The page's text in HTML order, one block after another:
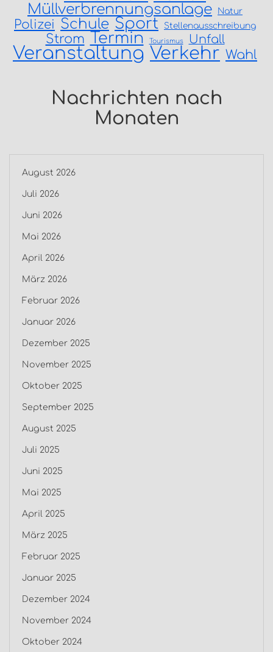
Müllverbrennungsanlage Natur
Polizei Schule Sport Stellenausschreibung
Strom Termin Tourismus Unfall
Veranstaltung Verkehr Wahl
Nachrichten nach
Monaten
August 2026
Juli 2026
Juni 2026
Mai 2026
April 2026
März 2026
Februar 2026
Januar 2026
Dezember 2025
November 2025
Oktober 2025
September 2025
August 2025
Juli 2025
Juni 2025
Mai 2025
April 2025
März 2025
Februar 2025
Januar 2025
Dezember 2024
November 2024
Oktober 2024